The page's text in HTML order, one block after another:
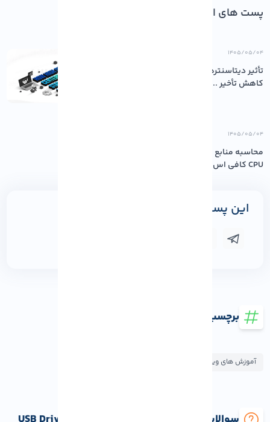
پست های اخیر
۱۴۰۵/۰۵/۰۴
تأثیر دیتاسنترهای باکیفیت بر پایداری و
کاهش تأخیر ...
۱۴۰۵/۰۵/۰۴
محاسبه منابع مورد نیاز سرور: چقدر رم و
CPU کافی اس...
این پست را به اشتراک بگذارید
برچسب ها
آموزش های ویندوز